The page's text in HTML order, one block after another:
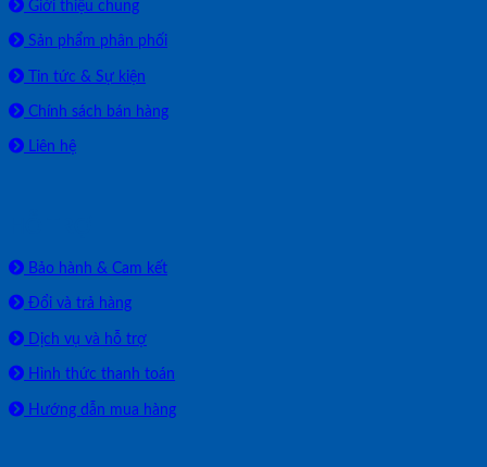
Giới thiệu chung
Sản phẩm phân phối
Tin tức & Sự kiện
Chính sách bán hàng
Liên hệ
Bảo hành & Cam kết
Đổi và trả hàng
Dịch vụ và hỗ trợ
Hình thức thanh toán
Hướng dẫn mua hàng